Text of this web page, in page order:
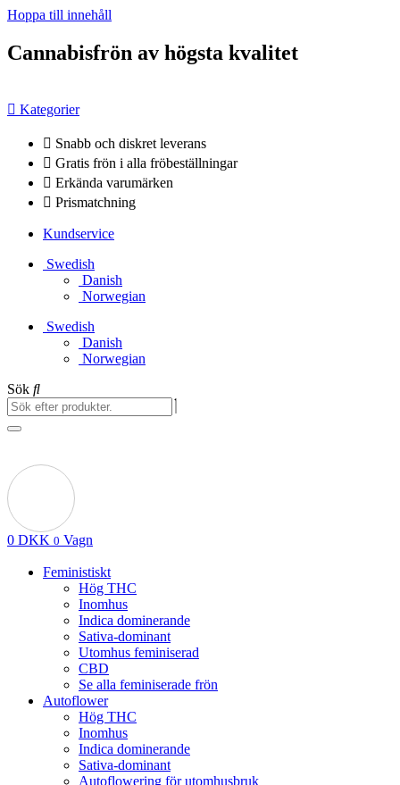
Hoppa till innehåll
Cannabisfrön av högsta kvalitet
Kategorier
Snabb och diskret leverans
Gratis frön i alla fröbeställningar
Erkända varumärken
Prismatchning
Kundservice
Swedish
Danish
Norwegian
Swedish
Danish
Norwegian
Sök
0 DKK 0 Vagn
Feministiskt
Hög THC
Inomhus
Indica dominerande
Sativa-dominant
Utomhus feminiserad
CBD
Se alla feminiserade frön
Autoflower
Hög THC
Inomhus
Indica dominerande
Sativa-dominant
Autoflowering för utomhusbruk